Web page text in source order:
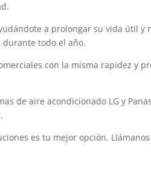
a prolongar su vida útil
todo el año.
con la misma rapidez y
de aire acondicionado LG y
es tu mejor opción.